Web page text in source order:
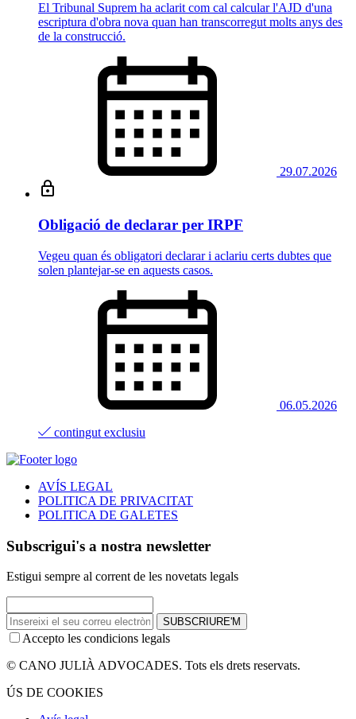
El Tribunal Suprem ha aclarit com cal calcular l'AJD d'una
escriptura d'obra nova quan han transcorregut molts anys des
de la construcció.
29.07.2026
Obligació de declarar per IRPF
Vegeu quan és obligatori declarar i aclariu certs dubtes que
solen plantejar-se en aquests casos.
06.05.2026
contingut exclusiu
AVÍS LEGAL
POLITICA DE PRIVACITAT
POLITICA DE GALETES
Subscrigui's a nostra newsletter
Estigui sempre al corrent de les novetats legals
SUBSCRIURE'M
Accepto les condicions legals
© CANO JULIÀ ADVOCADES. Tots els drets reservats.
ÚS DE COOKIES